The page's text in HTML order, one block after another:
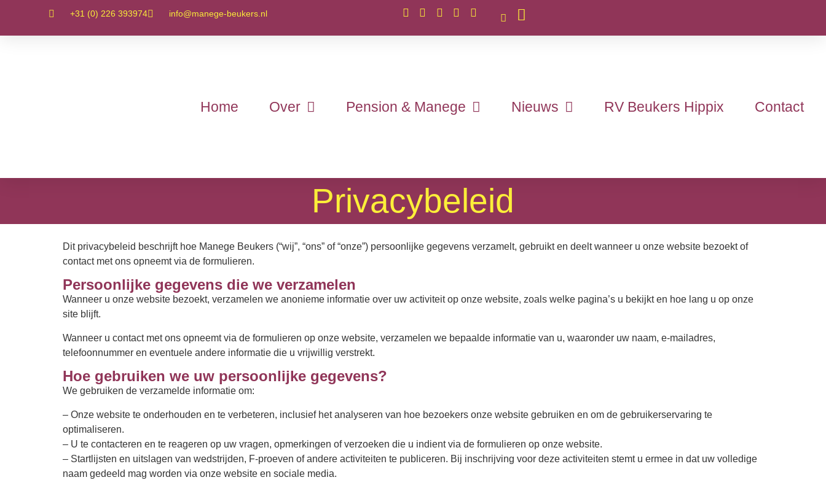
+31 (0) 226 393974 info@manege-beukers.nl
Home Over Pension & Manege Nieuws RV Beukers Hippix Contact
Privacybeleid
Dit privacybeleid beschrijft hoe Manege Beukers (“wij”, “ons” of “onze”) persoonlijke gegevens verzamelt, gebruikt en deelt wanneer u onze website bezoekt of
contact met ons opneemt via de formulieren.
Persoonlijke gegevens die we verzamelen
Wanneer u onze website bezoekt, verzamelen we anonieme informatie over uw activiteit op onze website, zoals welke pagina’s u bekijkt en hoe lang u op onze
site blijft.
Wanneer u contact met ons opneemt via de formulieren op onze website, verzamelen we bepaalde informatie van u, waaronder uw naam, e-mailadres,
telefoonnummer en eventuele andere informatie die u vrijwillig verstrekt.
Hoe gebruiken we uw persoonlijke gegevens?
We gebruiken de verzamelde informatie om:
– Onze website te onderhouden en te verbeteren, inclusief het analyseren van hoe bezoekers onze website gebruiken en om de gebruikerservaring te
optimaliseren.
– U te contacteren en te reageren op uw vragen, opmerkingen of verzoeken die u indient via de formulieren op onze website.
– Startlijsten en uitslagen van wedstrijden, F-proeven of andere activiteiten te publiceren. Bij inschrijving voor deze activiteiten stemt u ermee in dat uw volledige
naam gedeeld mag worden via onze website en sociale media.